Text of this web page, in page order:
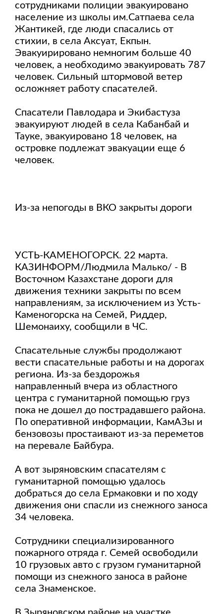
сотрудниками полиции эвакуировано
население из школы им.Сатпаева села
Жантикей, где люди спасались от
стихии, в села Аксуат, Екпын.
Эвакуирировано немногим больше 40
человек, а необходимо эвакуировать 787
человек. Сильный штормовой ветер
осложняет работу спасателей.
Спасатели Павлодара и Экибастуза
эвакуируют людей в села Кабанбай и
Тауке, эвакуировано 18 человек, на
островке подлежат эвакуации еще 6
человек.
Из-за непогоды в ВКО закрыты дороги
УСТЬ-КАМЕНОГОРСК. 22 марта.
КАЗИНФОРМ/Людмила Малько/ - В
Восточном Казахстане дороги для
движения техники закрыты по всем
направлениям, за исключением из Усть-
Каменогорска на Семей, Риддер,
Шемонаиху, сообщили в ЧС.
Спасательные службы продолжают
вести спасательные работы и на дорогах
региона. Из-за бездорожья
направленный вчера из областного
центра с гуманитарной помощью груз
пока не дошел до пострадавшего района.
По оперативной информации, КамАЗы и
бензовозы простаивают из-за переметов
на перевале Байбура.
А вот зыряновским спасателям с
гуманитарной помощью удалось
добраться до села Ермаковки и по ходу
движения они спасли из снежного заноса
34 человека.
Сотрудники специализированного
пожарного отряда г. Семей освободили
10 грузовых авто с грузом гуманитарной
помощи из снежного заноса в районе
села Знаменское.